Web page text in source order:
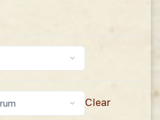
Clear